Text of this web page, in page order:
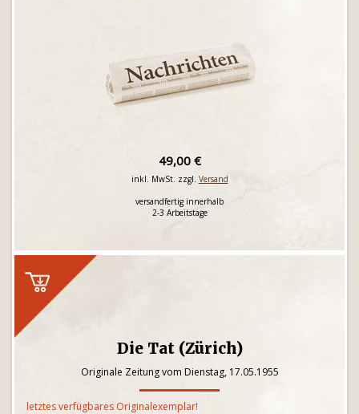
49,00 €
inkl. MwSt. zzgl. Versand
versandfertig innerhalb
2-3 Arbeitstage
Die Tat (Zürich)
Originale Zeitung vom Dienstag, 17.05.1955
letztes verfügbares Originalexemplar!